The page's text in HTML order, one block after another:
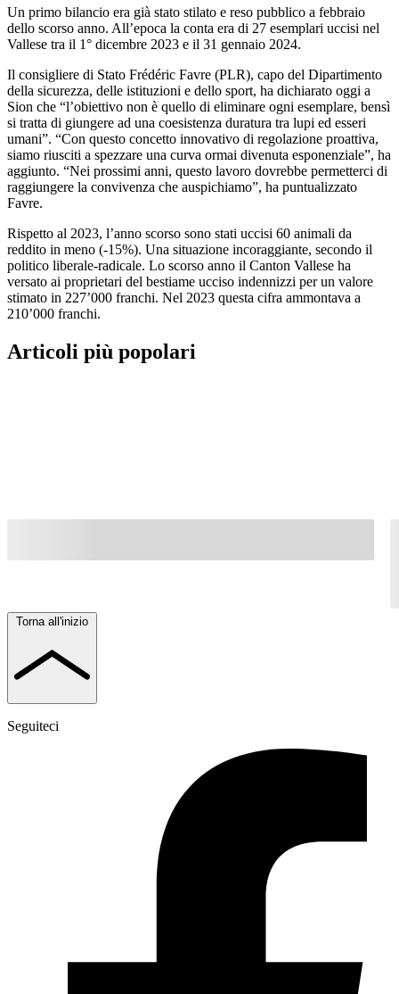
Un primo bilancio era già stato stilato e reso pubblico a febbraio
dello scorso anno. All’epoca la conta era di 27 esemplari uccisi nel
Vallese tra il 1° dicembre 2023 e il 31 gennaio 2024.
Il consigliere di Stato Frédéric Favre (PLR), capo del Dipartimento
della sicurezza, delle istituzioni e dello sport, ha dichiarato oggi a
Sion che “l’obiettivo non è quello di eliminare ogni esemplare, bensì
si tratta di giungere ad una coesistenza duratura tra lupi ed esseri
umani”. “Con questo concetto innovativo di regolazione proattiva,
siamo riusciti a spezzare una curva ormai divenuta esponenziale”, ha
aggiunto. “Nei prossimi anni, questo lavoro dovrebbe permetterci di
raggiungere la convivenza che auspichiamo”, ha puntualizzato
Favre.
Rispetto al 2023, l’anno scorso sono stati uccisi 60 animali da
reddito in meno (-15%). Una situazione incoraggiante, secondo il
politico liberale-radicale. Lo scorso anno il Canton Vallese ha
versato ai proprietari del bestiame ucciso indennizzi per un valore
stimato in 227’000 franchi. Nel 2023 questa cifra ammontava a
210’000 franchi.
Articoli più popolari
Torna all'inizio
Seguiteci